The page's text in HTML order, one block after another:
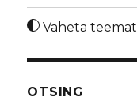
Vaheta teemat
OTSING